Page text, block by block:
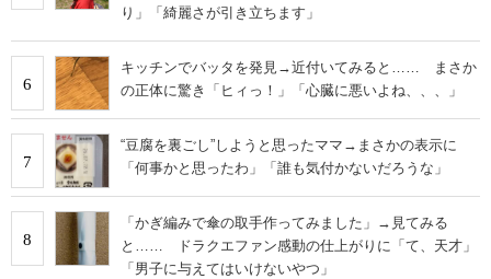
り」「綺麗さが引き立ちます」
6
キッチンでバッタを発見→近付いてみると…… まさか
の正体に驚き「ヒィっ！」「心臓に悪いよね、、、」
7
“豆腐を裏ごし”しようと思ったママ→まさかの表示に
「何事かと思ったわ」「誰も気付かないだろうな」
8
「かぎ編みで傘の取手作ってみました」→見てみる
と…… ドラクエファン感動の仕上がりに「て、天才」
「男子に与えてはいけないやつ」